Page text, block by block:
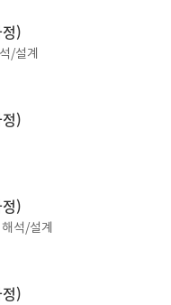
)
/설계
)
)
석/설계
)